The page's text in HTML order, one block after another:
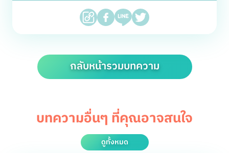
กลับหน้ารวมบทความ
บทความอื่นๆ ที่คุณอาจสนใจ
ดูทั้งหมด